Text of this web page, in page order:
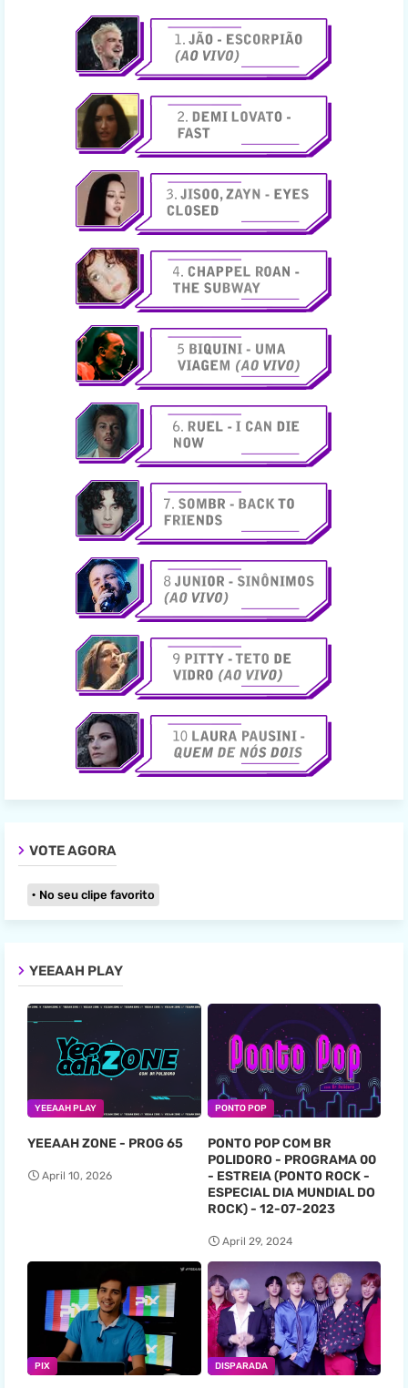
VOTE AGORA
No seu clipe favorito
YEEAAH PLAY
YEEAAH PLAY
YEEAAH ZONE - PROG 65
April 10, 2026
PONTO POP
PONTO POP COM BR
POLIDORO - PROGRAMA 00
- ESTREIA (PONTO ROCK -
ESPECIAL DIA MUNDIAL DO
ROCK) - 12-07-2023
April 29, 2024
PIX DISPARADA